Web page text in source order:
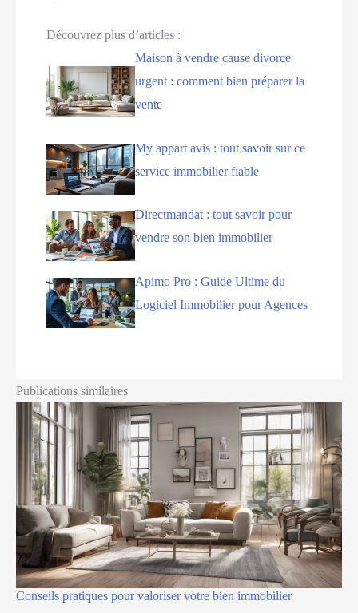
Découvrez plus d’articles :
Maison à vendre cause divorce
urgent : comment bien préparer la
vente
My appart avis : tout savoir sur ce
service immobilier fiable
Directmandat : tout savoir pour
vendre son bien immobilier
Apimo Pro : Guide Ultime du
Logiciel Immobilier pour Agences
Publications similaires
Conseils pratiques pour valoriser votre bien immobilier